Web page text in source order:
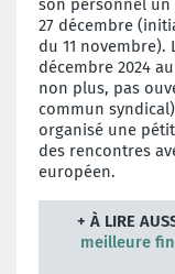
27 décembre
du 11 novembre).
décembre 2024
non plus, pas
commun
organisé une
des rencontres
européen.
+ À LIRE
meilleure